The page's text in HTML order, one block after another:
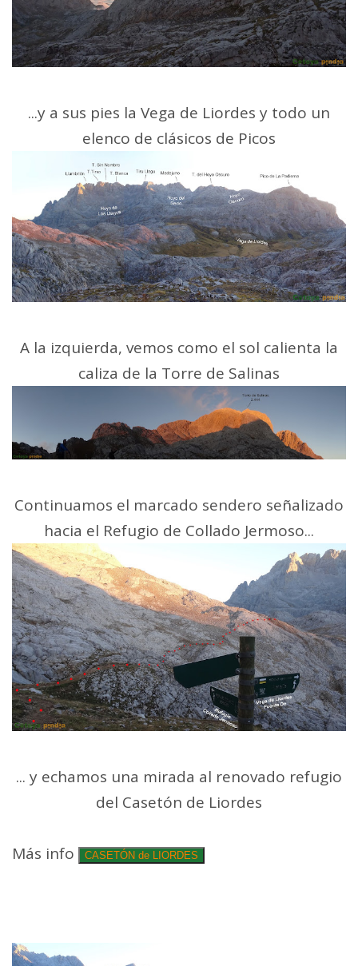
...y a sus pies la Vega de Liordes y todo un
elenco de clásicos de Picos
A la izquierda, vemos como el sol calienta la
caliza de la Torre de Salinas
Continuamos el marcado sendero señalizado
hacia el Refugio de Collado Jermoso...
... y echamos una mirada al renovado refugio
del Casetón de Liordes
Más info